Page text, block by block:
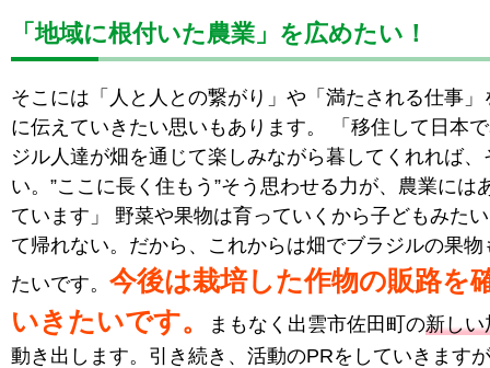
「地域に根付いた農業」を広めたい！
そこには「人と人との繋がり」や「満たされる仕事」
に伝えていきたい思いもあります。 「移住して日本
ジル人達が畑を通じて楽しみながら暮してくれれば、
い。”ここに長く住もう”そう思わせる力が、農業には
ています」 野菜や果物は育っていくから子どもみた
て帰れない。だから、これからは畑でブラジルの果物
たいです。 今後は栽培した作物の販路を
いきたいです。
まもなく出雲市佐田町の新しい
動き出します。引き続き、活動のPRをしていきます